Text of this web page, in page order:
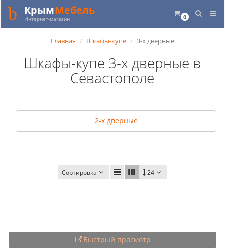
0
КрымМебель
Интернет-магазин
Главная Шкафы-купе 3-х дверные
Шкафы-купе 3-х дверные в
Севастополе
2-х дверные
Сортировка 24
Быстрый просмотр